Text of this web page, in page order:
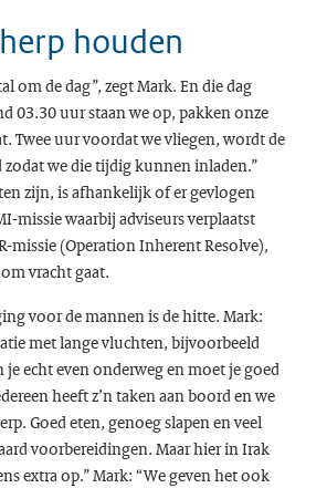
houden
om de dag”, zegt Mark. En die dag
03.30 uur staan we op, pakken onze
Twee uur voordat we vliegen, wordt de
zodat we die tijdig kunnen inladen.”
zijn, is afhankelijk of er gevlogen
missie waarbij adviseurs verplaatst
missie (Operation Inherent Resolve),
vracht gaat.
voor de mannen is de hitte. Mark:
met lange vluchten, bijvoorbeeld
je echt even onderweg en moet je goed
heeft z’n taken aan boord en we
Goed eten, genoeg slapen en veel
voorbereidingen. Maar hier in Irak
extra op.” Mark: “We geven het ook